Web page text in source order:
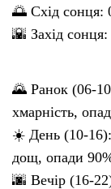
🌅 Схід сонця:
🌇 Захід
🌄 Ранок (06-
хмарність,
☀️ День (10-16):
дощ, опади
🌆 Вечір (16-